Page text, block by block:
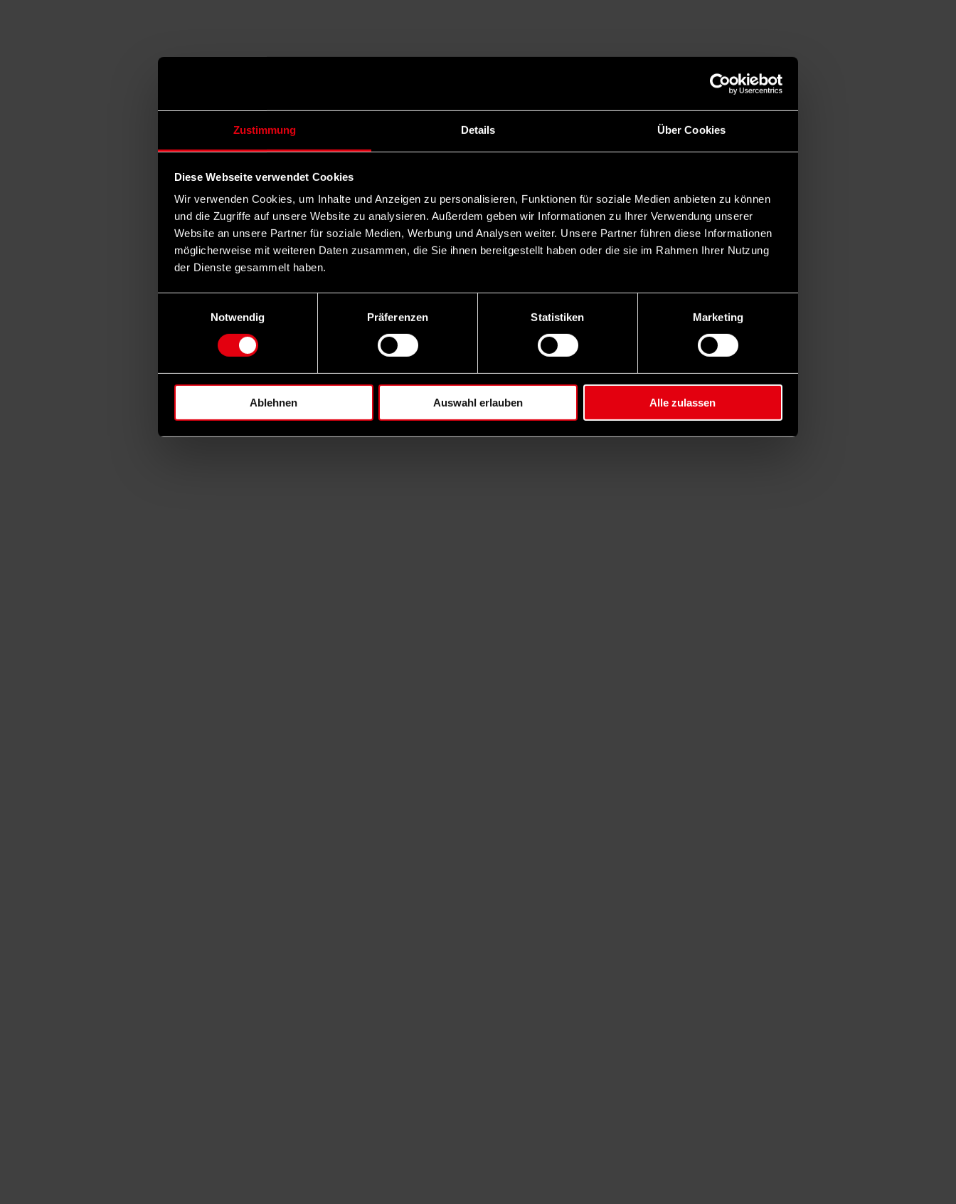
Zustimmung Details Über Cookies
Diese Webseite verwendet Cookies
Wir verwenden Cookies, um Inhalte und Anzeigen zu personalisieren, Funktionen für soziale Medien anbieten zu können
und die Zugriffe auf unsere Website zu analysieren. Außerdem geben wir Informationen zu Ihrer Verwendung unserer
Website an unsere Partner für soziale Medien, Werbung und Analysen weiter. Unsere Partner führen diese Informationen
möglicherweise mit weiteren Daten zusammen, die Sie ihnen bereitgestellt haben oder die sie im Rahmen Ihrer Nutzung
der Dienste gesammelt haben.
Notwendig
Präferenzen Statistiken Marketing
Ablehnen Auswahl erlauben Alle zulassen